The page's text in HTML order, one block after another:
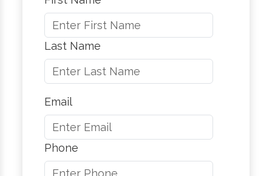
Last Name
Email
Phone